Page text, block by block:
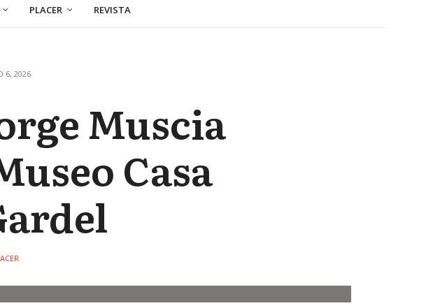
PLACER REVISTA
6, 2026
Muscia
Casa